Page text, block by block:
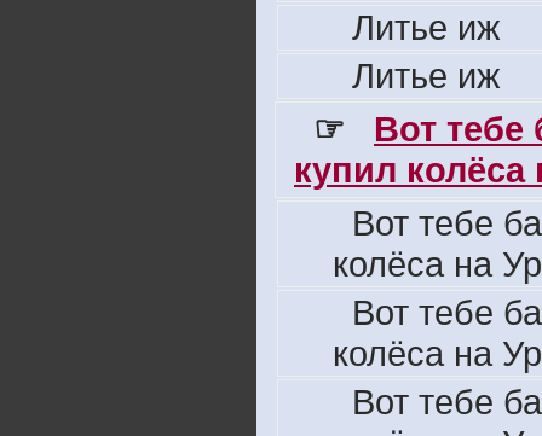
Литье иж
Литье иж
☞
Вот
купил колёса
Вот тебе
колёса на
Вот тебе
колёса на
Вот тебе